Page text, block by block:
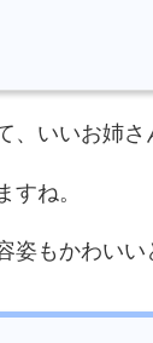
いいお姉さ
すね。
もかわいい